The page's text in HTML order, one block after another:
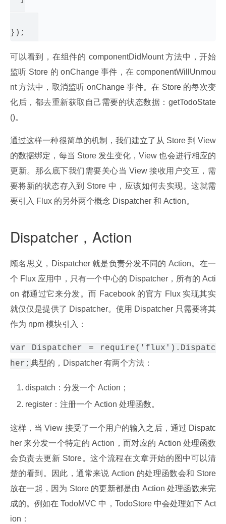
可以看到，在组件的 componentDidMount 方法中，开始
监听 Store 的 onChange 事件，在 componentWillUnmou
nt 方法中，取消监听 onChange 事件。在 Store 的每次变
化后，都去重新获取自己需要的状态数据：getTodoState
()。
通过这样一种很简单的机制，我们建立了从 Store 到 View
的数据绑定，每当 Store 发生变化，View 也会进行相应的
更新。那么底下我们需要关心当 View 接收用户交互，需
要将新的状态存入到 Store 中，应该如何去实现。这就需
要引入 Flux 的另外两个概念 Dispatcher 和 Action。
Dispatcher，Action
顾名思义，Dispatcher 就是负责分发不同的 Action。在一
个 Flux 应用中，只有一个中心的 Dispatcher，所有的 Acti
on 都通过它来分发。而 Facebook 的官方 Flux 实现其实
就仅仅是提供了 Dispatcher。使用 Dispatcher 只需要将其
作为 npm 模块引入：
var Dispatcher = require('flux').Dispatc
her; 典型的，Dispatcher 有两个方法：
dispatch：分发一个 Action；
register：注册一个 Action 处理函数。
这样，当 View 接受了一个用户的输入之后，通过 Dispatc
her 来分发一个特定的 Action，而对应的 Action 处理函数
会负责去更新 Store。这个流程在文章开始的图中可以清
楚的看到。因此，通常来说 Action 的处理函数会和 Store
放在一起，因为 Store 的更新都是由 Action 处理函数来完
成的。例如在 TodoMVC 中，TodoStore 中会处理如下 Act
ion：